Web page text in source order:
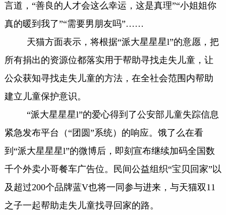
言道，“善良的人才会这么幸运，这是真理”“小姐姐你
真的暖到我了”“需要男朋友吗”……
天猫方面表示，将根据“派大星星星l”的意愿，把
所有捐出的资源位都落实用于帮助寻找走失儿童，让
公众获知寻找走失儿童的方法，在全社会范围内帮助
建立儿童保护意识。
“派大星星星l”的爱心得到了公安部儿童失踪信息
紧急发布平台（“团圆”系统）的响应。饿了么在看
到“派大星星星l”的微博后，即刻宣布继续加码全国数
千个外卖小哥餐车广告位。民间公益组织“宝贝回家”以
及超过200个品牌蓝V也将一同参与进来，与天猫双11
之子一起帮助走失儿童找寻回家的路。